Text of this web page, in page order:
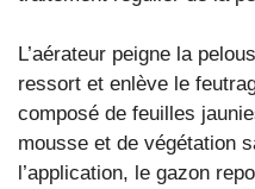
L’aérateur peigne la
ressort et enlève le
composé de feuilles
mousse et de végétation
l’application, le gazon